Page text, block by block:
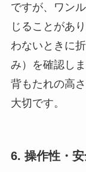
ですが、ワン
じることがあ
わないときに
み）を確認し
背もたれの高
大切です。
6. 操作性・